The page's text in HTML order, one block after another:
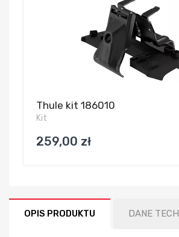
Thule kit 186010
Kit
259,00 zł
OPIS PRODUKTU DANE